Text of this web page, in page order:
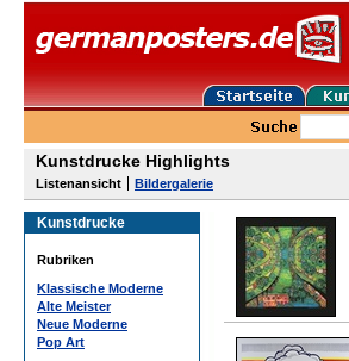
Kunstdrucke Highlights
Listenansicht Bildergalerie
Kunstdrucke
Rubriken
Klassische Moderne
Alte Meister
Neue Moderne
Pop Art